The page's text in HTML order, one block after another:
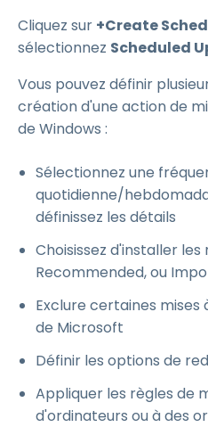
Cliquez sur +Create
sélectionnez Scheduled
Vous pouvez définir
création d'une action de
de Windows :
Sélectionnez une
quotidienne/
définissez les détails
Choisissez d'installer les
Recommended, ou
Exclure certaines mises
de Microsoft
Définir les options de
Appliquer les règles de
d'ordinateurs ou à des